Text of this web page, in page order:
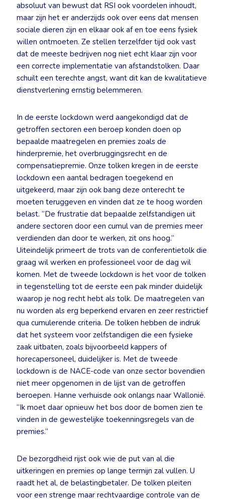
absoluut van bewust dat RSI ook voordelen inhoudt,
maar zijn het er anderzijds ook over eens dat mensen
sociale dieren zijn en elkaar ook af en toe eens fysiek
willen ontmoeten. Ze stellen terzelfder tijd ook vast
dat de meeste bedrijven nog niet echt klaar zijn voor
een correcte implementatie van afstandstolken. Daar
schuilt een terechte angst, want dit kan de kwalitatieve
dienstverlening ernstig belemmeren.
In de eerste lockdown werd aangekondigd dat de
getroffen sectoren een beroep konden doen op
bepaalde maatregelen en premies zoals de
hinderpremie, het overbruggingsrecht en de
compensatiepremie. Onze tolken kregen in de eerste
lockdown een aantal bedragen toegekend en
uitgekeerd, maar zijn ook bang deze onterecht te
moeten teruggeven en vinden dat ze te hoog worden
belast. “De frustratie dat bepaalde zelfstandigen uit
andere sectoren door een cumul van de premies meer
verdienden dan door te werken, zit ons hoog.”
Uiteindelijk primeert de trots van de conferentietolk die
graag wil werken en professioneel voor de dag wil
komen. Met de tweede lockdown is het voor de tolken
in tegenstelling tot de eerste een pak minder duidelijk
waarop je nog recht hebt als tolk. De maatregelen van
nu worden als erg beperkend ervaren en zeer restrictief
qua cumulerende criteria. De tolken hebben de indruk
dat het systeem voor zelfstandigen die een fysieke
zaak uitbaten, zoals bijvoorbeeld kappers of
horecapersoneel, duidelijker is. Met de tweede
lockdown is de NACE-code van onze sector bovendien
niet meer opgenomen in de lijst van de getroffen
beroepen. Hanne verhuisde ook onlangs naar Wallonië.
“Ik moet daar opnieuw het bos door de bomen zien te
vinden in de gewestelijke toekenningsregels van de
premies.”
De bezorgdheid rijst ook wie de put van al die
uitkeringen en premies op lange termijn zal vullen. U
raadt het al, de belastingbetaler. De tolken pleiten
voor een strenge maar rechtvaardige controle van de